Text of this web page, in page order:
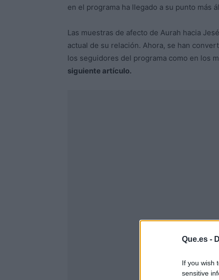
Que.es -
If you wish
sensitive
en el programa ha llegado a su punto más
Las muestras de afecto de Aurah hacia
actual de su relación. Ahora, se han
los seguidores del programa como en los
siguiente artículo.